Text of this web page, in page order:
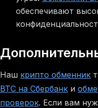
обеспечивают
Наш крипто обменник
BTC на Сбербанк и
проверок. Если вам